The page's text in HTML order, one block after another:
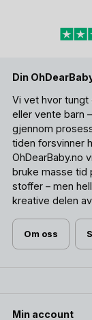
Din
Vi vet hvor
eller vente barn
gjennom
tiden forsvinner
OhDearBaby.no
bruke masse tid
stoffer – men
kreative delen
Om oss
Min account